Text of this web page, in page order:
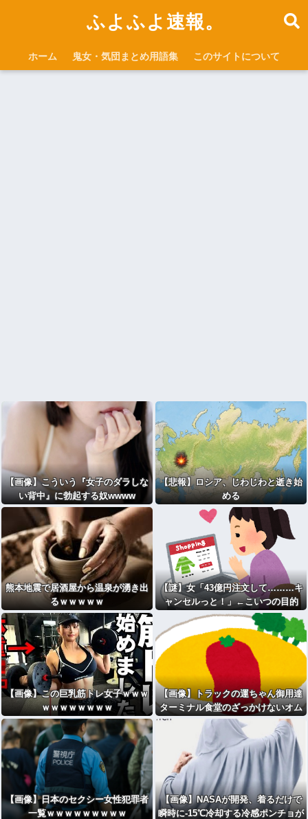
ふよふよ速報。
ホーム 鬼女・気団まとめ用語集 このサイトについて
【画像】こういう『女子のダラしな
い背中』に勃起する奴wwww
【悲報】ロシア、じわじわと逝き始
める
熊本地震で居酒屋から温泉が湧き出
るｗｗｗｗｗ
【謎】女「43億円注文して………キ
ャンセルっと！」←こいつの目的
【画像】この巨乳筋トレ女子ｗｗｗ
ｗｗｗｗｗｗｗｗ
【画像】トラックの運ちゃん御用達
ターミナル食堂のざっかけないオム
ライスｗｗｗｗｗｗｗｗｗｗ
【画像】日本のセクシー女性犯罪者
一覧ｗｗｗｗｗｗｗｗｗ
【画像】NASAが開発、着るだけで
瞬時に-15℃冷却する冷感ポンチョが